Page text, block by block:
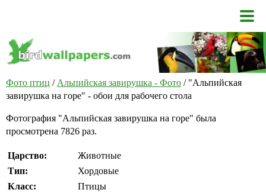
Фото птиц / Альпийская завирушка - Фото / "Альпийская
завирушка на горе" - обои для рабочего стола
Фотография "Альпийская завирушка на горе" была
просмотрена 7826 раз.
Царство:
Животные
Тип:
Хордовые
Класс:
Птицы